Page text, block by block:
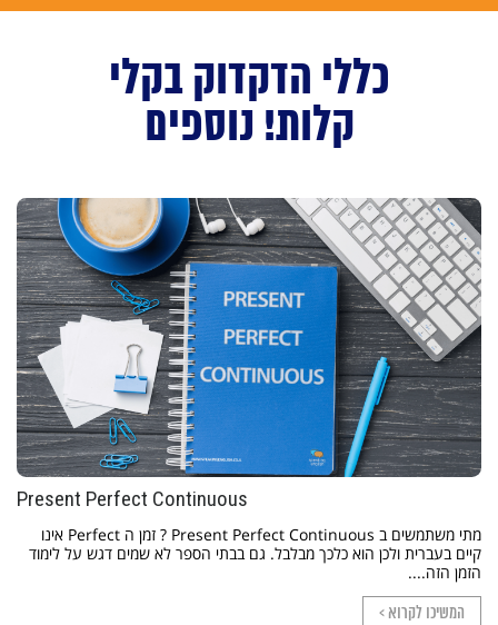
כללי הדקדוק בקלי
קלות! נוספים
Present Perfect Continuous
מתי משתמשים ב Present Perfect Continuous ? זמן ה Perfect אינו
קיים בעברית ולכן הוא כלכך מבלבל. גם בבתי הספר לא שמים דגש על לימוד
הזמן הזה....
המשיכו לקרוא >